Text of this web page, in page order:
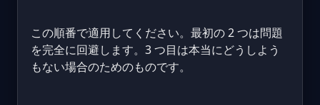
この順番で適用してください。最初の 2 つは問題
を完全に回避します。3 つ目は本当にどうしよう
もない場合のためのものです。